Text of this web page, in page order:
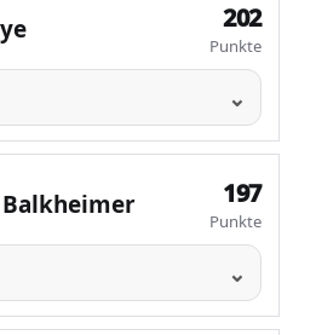
202
Punkte
197
Punkte